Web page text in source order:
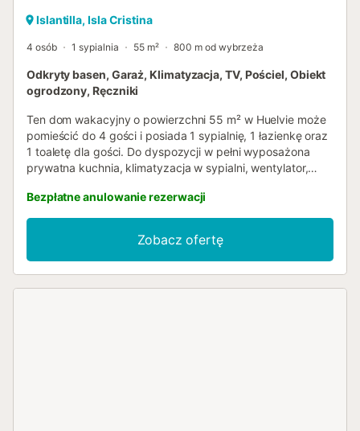
Islantilla, Isla Cristina
4 osób 1 sypialnia 55 m² 800 m od wybrzeża
Odkryty basen, Garaż, Klimatyzacja, TV, Pościel, Obiekt
ogrodzony, Ręczniki
Ten dom wakacyjny o powierzchni 55 m² w Huelvie może
pomieścić do 4 gości i posiada 1 sypialnię, 1 łazienkę oraz
1 toaletę dla gości. Do dyspozycji w pełni wyposażona
prywatna kuchnia, klimatyzacja w sypialni, wentylator,
zewnątrz można zrelaksować się na własnych,
prywatnych tarasach – zarówno zadaszonych, jak i
otwartych. Wspólny odkryty basen jest dostępny od
czerwca do września, a także prysznic zewnętrzny.
Zapewniony jest prywatny garaż, a ładowarka do
Bezpłatne anulowanie rezerwacji
Zobacz ofertę